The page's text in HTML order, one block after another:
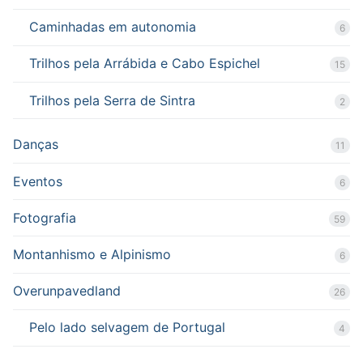
Caminhadas em autonomia 6
Trilhos pela Arrábida e Cabo Espichel 15
Trilhos pela Serra de Sintra 2
Danças 11
Eventos 6
Fotografia 59
Montanhismo e Alpinismo 6
Overunpavedland 26
Pelo lado selvagem de Portugal 4